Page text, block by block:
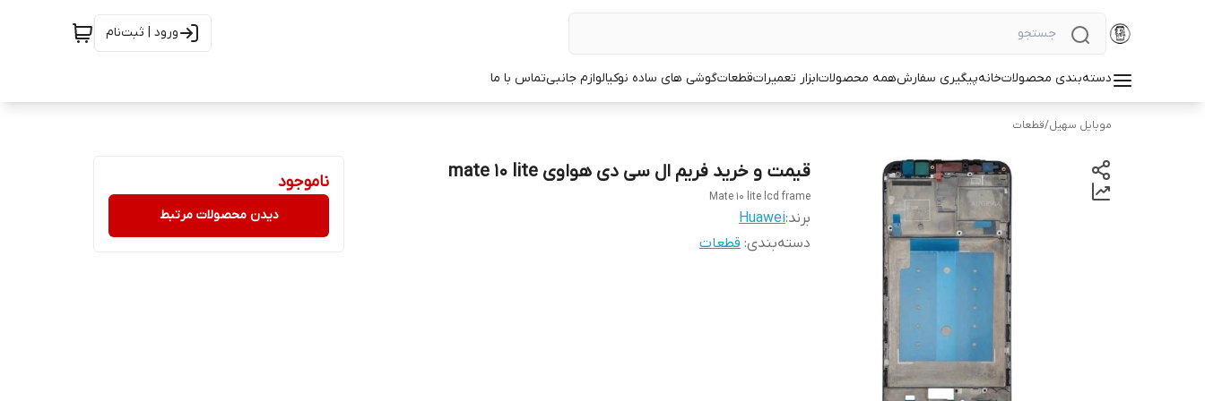
ورود | ثبت‌نام
دسته‌بندی محصولاتخانهپیگیری سفارشهمه محصولاتابزار تعمیراتقطعاتگوشی های ساده نوکیالوازم جانبیتماس با ما
موبایل سهیل/قطعات
قیمت و خرید فریم ال سی دی هواوی mate 10 lite
Mate 10 lite lcd frame
برند:Huawei
دسته‌بندی: قطعات
ناموجود
دیدن محصولات مرتبط